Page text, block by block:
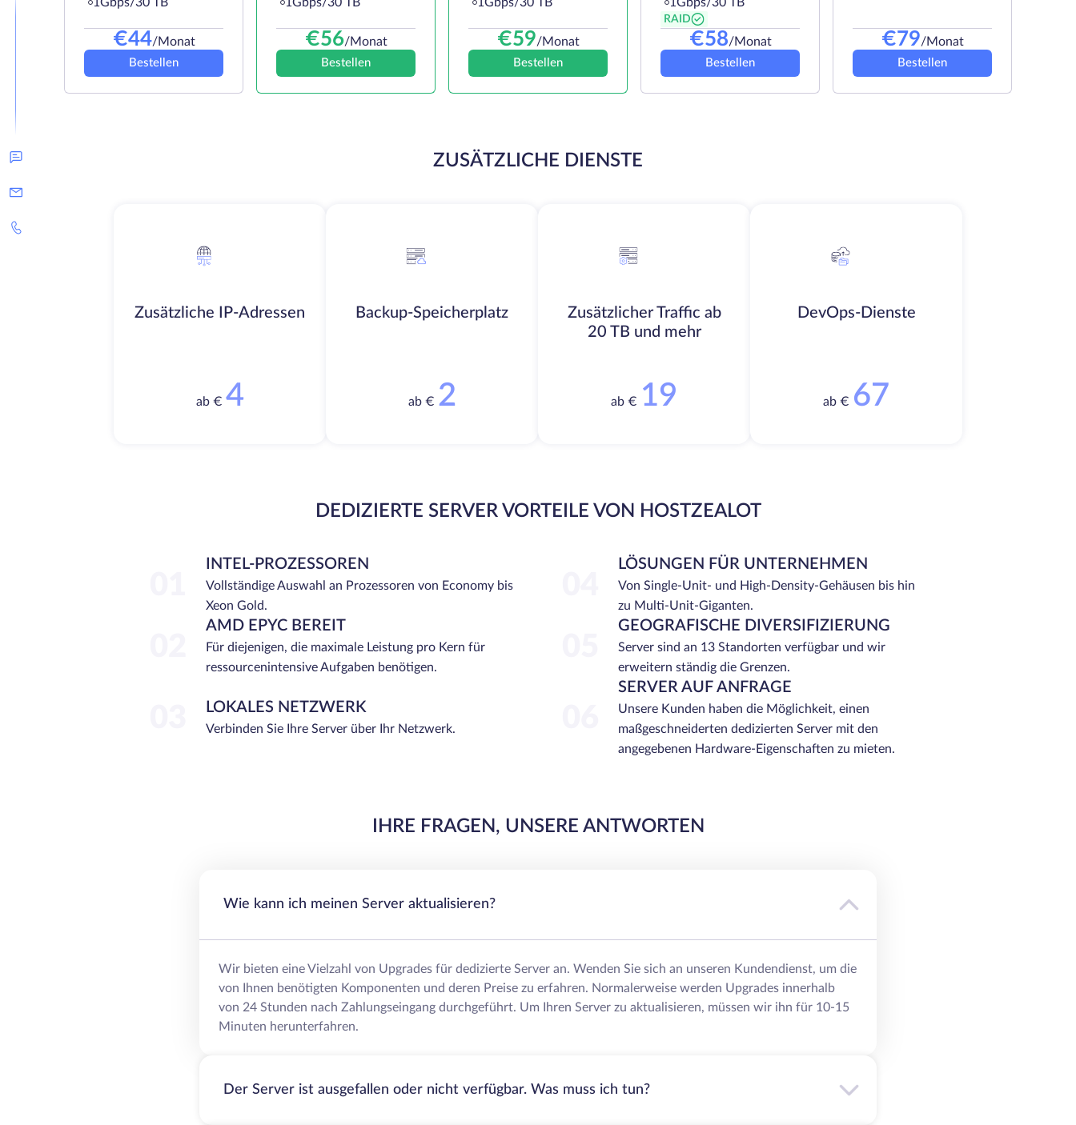
€44/Monat
Bestellen
€56/Monat
Bestellen
€59/Monat
Bestellen
RAID
€58/Monat
Bestellen
€79/Monat
Bestellen
ZUSÄTZLICHE DIENSTE
Zusätzliche IP-Adressen
ab € 4
Backup-Speicherplatz
ab € 2
Zusätzlicher Traffic ab
20 TB und mehr
ab € 19
DevOps-Dienste
ab € 67
DEDIZIERTE SERVER VORTEILE VON HOSTZEALOT
INTEL-PROZESSOREN
Vollständige Auswahl an Prozessoren von Economy bis
Xeon Gold.
LÖSUNGEN FÜR UNTERNEHMEN
Von Single-Unit- und High-Density-Gehäusen bis hin
zu Multi-Unit-Giganten.
AMD EPYC BEREIT
Für diejenigen, die maximale Leistung pro Kern für
ressourcenintensive Aufgaben benötigen.
GEOGRAFISCHE DIVERSIFIZIERUNG
Server sind an 13 Standorten verfügbar und wir
erweitern ständig die Grenzen.
LOKALES NETZWERK
Verbinden Sie Ihre Server über Ihr Netzwerk.
SERVER AUF ANFRAGE
Unsere Kunden haben die Möglichkeit, einen
maßgeschneiderten dedizierten Server mit den
angegebenen Hardware-Eigenschaften zu mieten.
IHRE FRAGEN, UNSERE ANTWORTEN
Wie kann ich meinen Server aktualisieren?
Wir bieten eine Vielzahl von Upgrades für dedizierte Server an. Wenden Sie sich an unseren Kundendienst, um die
von Ihnen benötigten Komponenten und deren Preise zu erfahren. Normalerweise werden Upgrades innerhalb
von 24 Stunden nach Zahlungseingang durchgeführt. Um Ihren Server zu aktualisieren, müssen wir ihn für 10-15
Minuten herunterfahren.
Der Server ist ausgefallen oder nicht verfügbar. Was muss ich tun?